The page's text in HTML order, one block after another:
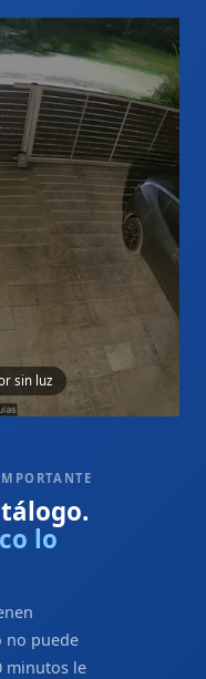
sin luz
lo
no puede
minutos le